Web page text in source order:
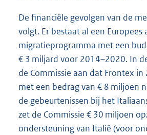
De financiële gevolgen van de
volgt. Er bestaat al een Europees
migratieprogramma met een
€ 3 miljard voor 2014–2020. In
de Commissie aan dat Frontex
met een bedrag van € 8 miljoen
de gebeurtenissen bij het
zet de Commissie € 30 miljoen
ondersteuning van Italië (voor